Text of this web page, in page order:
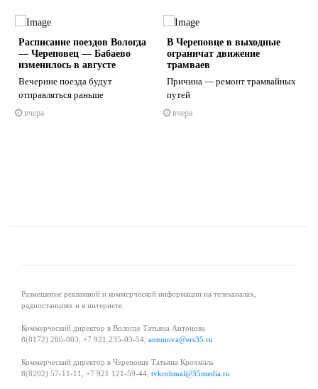
Расписание поездов Вологда
— Череповец — Бабаево
изменилось в августе
Вечерние поезда будут
отправляться раньше
вчера
В Череповце в выходные
ограничат движение
трамваев
Причина — ремонт трамвайных
путей
вчера
Размещение рекламной и коммерческой информации на телеканалах,
радиостанциях и в интернете.
Коммерческий директор в Вологде Татьяна Антонова
8(8172) 280-003, +7 921 235-03-54, antonova@ers35.ru
Коммерческий директор в Череповце Татьяна Крохмаль
8(8202) 57-11-11, +7 921 121-59-44, tvkrohmal@35media.ru